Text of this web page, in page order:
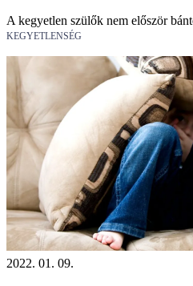
A kegyetlen szülők nem először
KEGYETLENSÉG
2022. 01. 09.